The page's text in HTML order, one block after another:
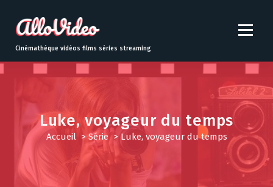
t
o
Cinémathèque vidéos films séries streaming
Luke, voyageur du temps
Accueil> Série>Luke, voyageur du temps